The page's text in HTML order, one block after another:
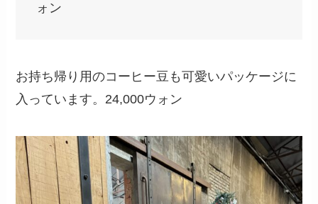
ォン
お持ち帰り用のコーヒー豆も可愛いパッケージに
入っています。24,000ウォン